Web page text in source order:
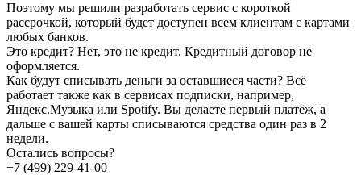
Поэтому мы решили разработать сервис с короткой
рассрочкой, который будет доступен всем клиентам с картами
любых банков.
Это кредит? Нет, это не кредит. Кредитный договор не
оформляется.
Как будут списывать деньги за оставшиеся части? Всё
работает также как в сервисах подписки, например,
Яндекс.Музыка или Spotify. Вы делаете первый платёж, а
дальше с вашей карты списываются средства один раз в 2
недели.
Остались вопросы?
+7 (499) 229-41-00